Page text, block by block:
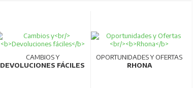
CAMBIOS Y
DEVOLUCIONES FÁCILES
OPORTUNIDADES Y OFERTAS
RHONA